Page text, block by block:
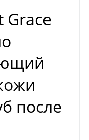
Grace
после